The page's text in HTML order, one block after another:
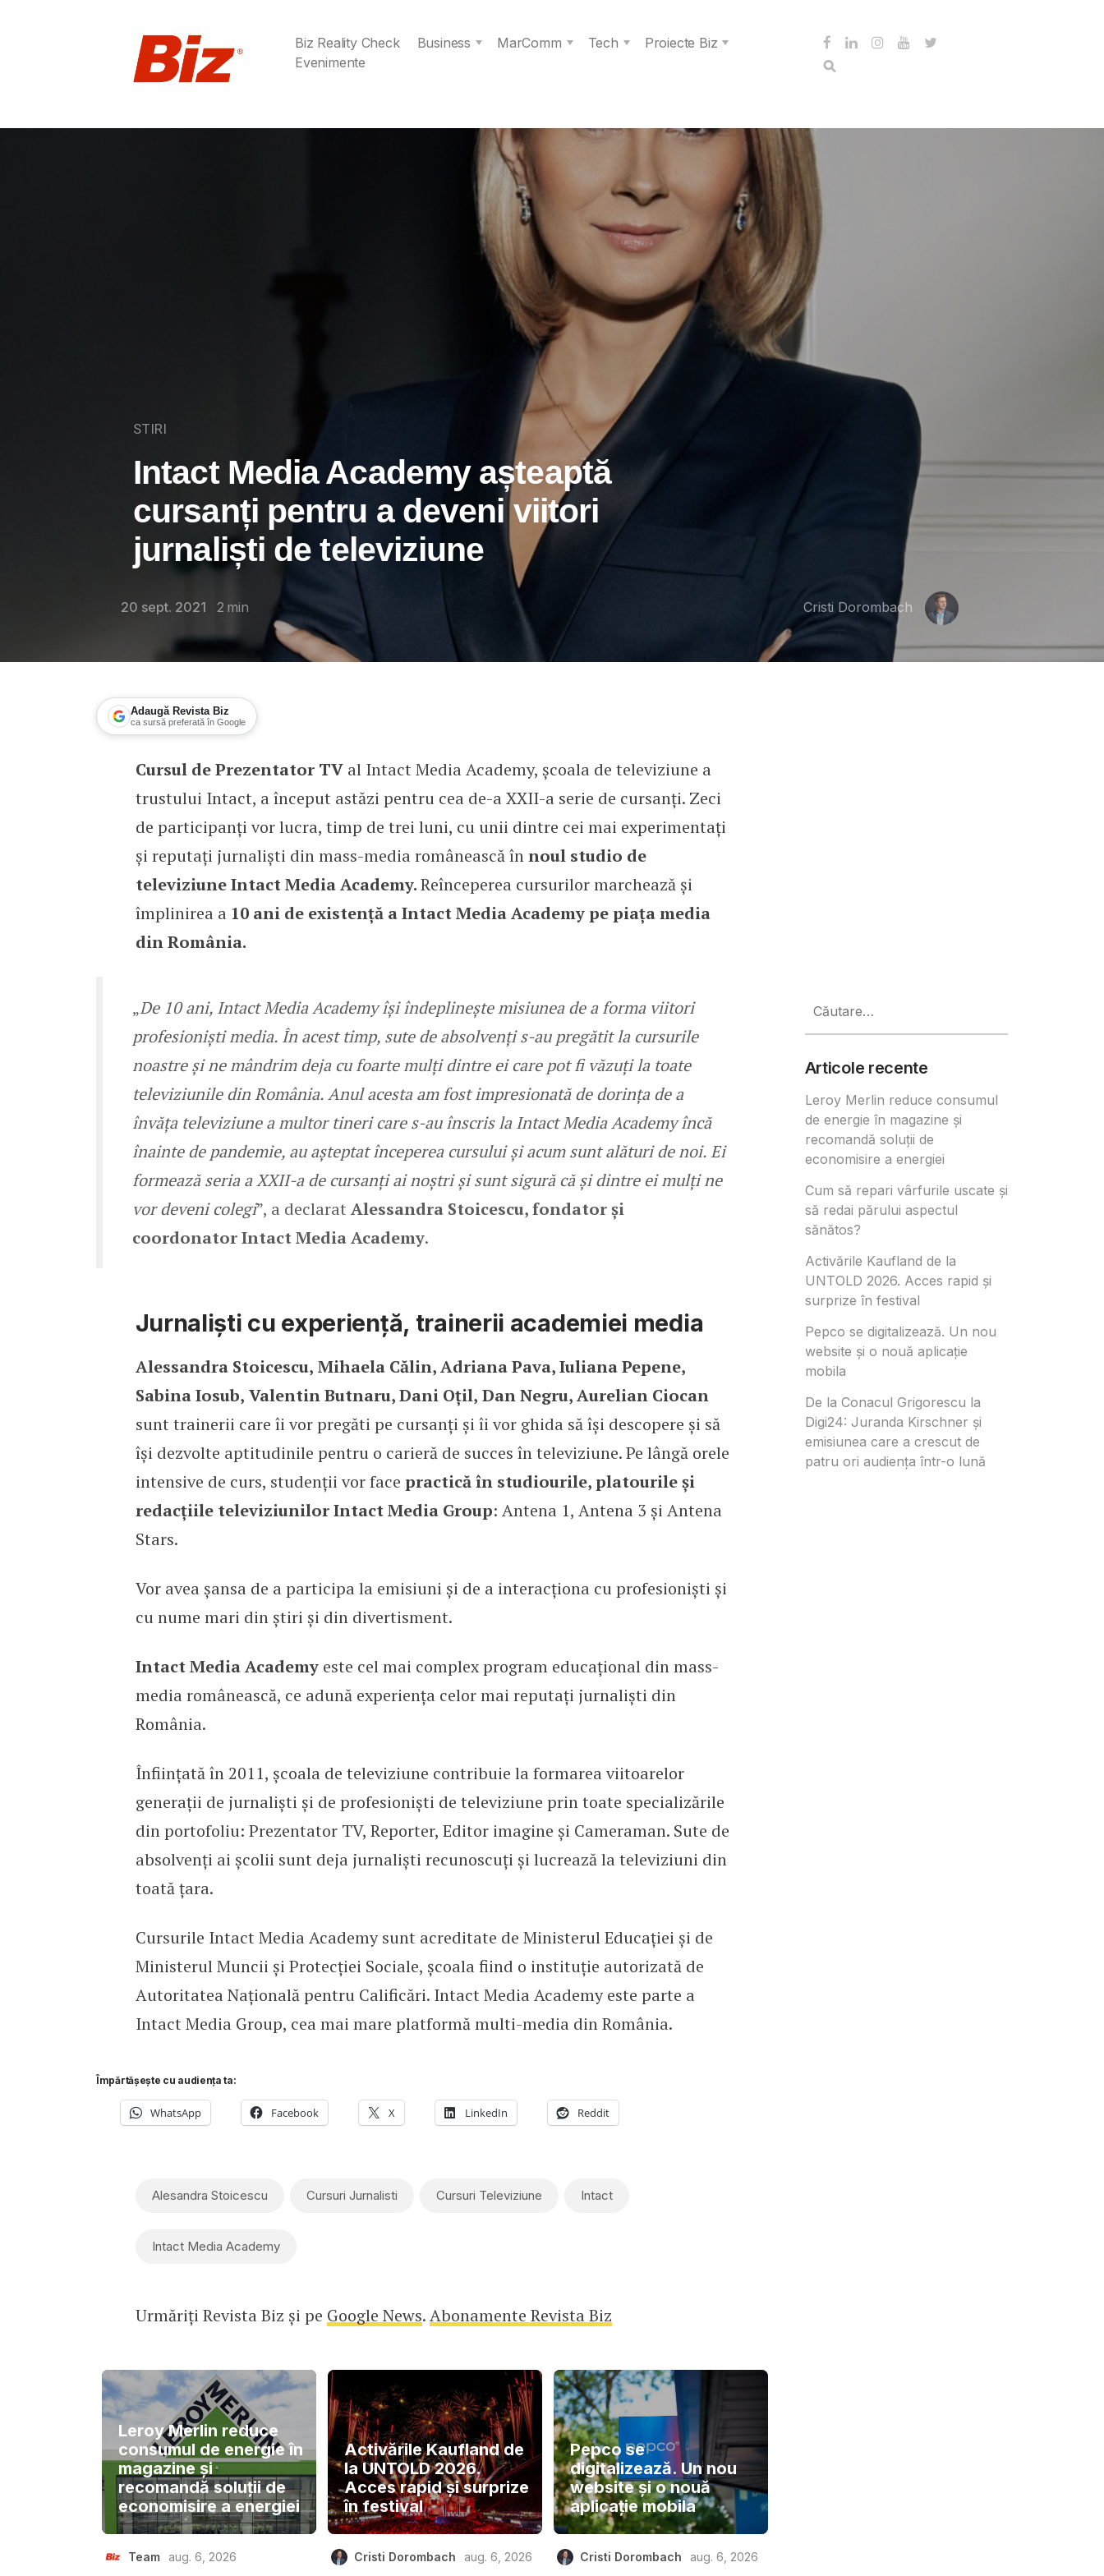
Biz Reality Check Business MarComm Tech
Proiecte Biz
Evenimente
STIRI
Intact Media Academy așteaptă
cursanți pentru a deveni viitori
jurnaliști de televiziune
20 sept. 2021 2 min Cristi Dorombach
Adaugă Revista Biz
ca sursă preferată în Google
Intact Media Academy așteaptă cursanți pentru a deveni viitori jurnaliști de televiziune
Cursul de Prezentator TVal Intact Media Academy, școala de televiziune a
trustului Intact, a început astăzi pentru cea de-a XXII-a serie de cursanți. Zeci
de participanți vor lucra, timp de trei luni, cu unii dintre cei mai experimentați
și reputați jurnaliști din mass-media românească înnoul studio de
televiziune Intact Media Academy.Reînceperea cursurilor marchează și
împlinirea a 10 ani de existență a Intact Media Academy pe piața media
din România.
„De 10 ani, Intact Media Academy își îndeplinește misiunea de a forma viitori
profesioniști media. În acest timp, sute de absolvenți s-au pregătit la cursurile
noastre și ne mândrim deja cu foarte mulți dintre ei care pot fi văzuți la toate
televiziunile din România. Anul acesta am fost impresionată de dorința de a
învăța televiziune a multor tineri care s-au înscris la Intact Media Academy încă
înainte de pandemie, au așteptat începerea cursului și acum sunt alături de noi. Ei
formează seria a XXII-a de cursanți ai noștri și sunt sigură că și dintre ei mulți ne
vor deveni colegi”, a declarat Alessandra Stoicescu, fondator și
coordonator Intact Media Academy.
Jurnaliști cu experiență, trainerii academiei media
Alessandra Stoicescu, Mihaela Călin, Adriana Pava, Iuliana Pepene,
Sabina Iosub, Valentin Butnaru, Dani Oţil, Dan Negru, Aurelian Ciocan
sunt trainerii care îi vor pregăti pe cursanți și îi vor ghida să își descopere și să
își dezvolte aptitudinile pentru o carieră de succes în televiziune. Pe lângă orele
intensive de curs, studenții vor face practică în studiourile, platourile și
redacțiile televiziunilor Intact Media Group: Antena 1, Antena 3 şi Antena
Stars.
Vor avea șansa de a participa la emisiuni și de a interacționa cu profesioniști și
cu nume mari din știri și din divertisment.
Intact Media Academy este cel mai complex program educațional din mass-
media românească, ce adună experiența celor mai reputați jurnaliști din
România.
Înființată în 2011, școala de televiziune contribuie la formarea viitoarelor
generații de jurnaliști și de profesioniști de televiziune prin toate specializările
din portofoliu: Prezentator TV, Reporter, Editor imagine și Cameraman. Sute de
absolvenţi ai școlii sunt deja jurnalişti recunoscuţi și lucrează la televiziuni din
toată țara.
Cursurile Intact Media Academy sunt acreditate de Ministerul Educației și de
Ministerul Muncii și Protecției Sociale, școala fiind o instituţie autorizată de
Autoritatea Națională pentru Calificări. Intact Media Academy este parte a
Intact Media Group, cea mai mare platformă multi-media din România.
Împărtășește cu audiența ta:
WhatsApp Facebook X LinkedIn Reddit
Alesandra Stoicescu Cursuri Jurnalisti Cursuri Televiziune Intact
Intact Media Academy
Urmăriți Revista Biz și pe Google News.Abonamente Revista Biz
Leroy Merlin reduce
consumul de energie în
magazine și
recomandă soluții de
economisire a energiei
Team aug. 6, 2026
Activările Kaufland de
la UNTOLD 2026.
Acces rapid și surprize
în festival
Cristi Dorombach aug. 6, 2026
Pepco se
digitalizează. Un nou
website și o nouă
aplicație mobila
Cristi Dorombach aug. 6, 2026
după:
Articole recente
Leroy Merlin reduce consumul
de energie în magazine și
recomandă soluții de
economisire a energiei
Cum să repari vârfurile uscate și
să redai părului aspectul
sănătos?
Activările Kaufland de la
UNTOLD 2026. Acces rapid și
surprize în festival
Pepco se digitalizează. Un nou
website și o nouă aplicație
mobila
De la Conacul Grigorescu la
Digi24: Juranda Kirschner și
emisiunea care a crescut de
patru ori audiența într-o lună